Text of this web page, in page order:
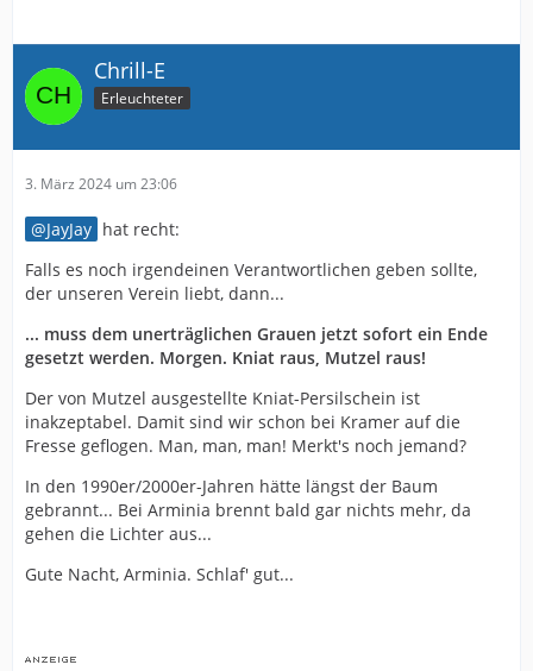
Chrill-E
Erleuchteter
3. März 2024 um 23:06
JayJay hat recht:
Falls es noch irgendeinen Verantwortlichen geben sollte,
der unseren Verein liebt, dann...
... muss dem unerträglichen Grauen jetzt sofort ein Ende
gesetzt werden. Morgen. Kniat raus, Mutzel raus!
Der von Mutzel ausgestellte Kniat-Persilschein ist
inakzeptabel. Damit sind wir schon bei Kramer auf die
Fresse geflogen. Man, man, man! Merkt's noch jemand?
In den 1990er/2000er-Jahren hätte längst der Baum
gebrannt... Bei Arminia brennt bald gar nichts mehr, da
gehen die Lichter aus...
Gute Nacht, Arminia. Schlaf' gut...